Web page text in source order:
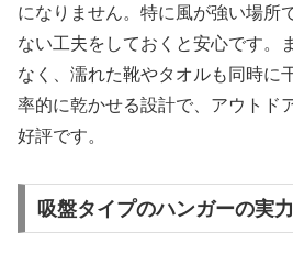
になりません。特に風が強い場所
ない工夫をしておくと安心です。
なく、濡れた靴やタオルも同時に
率的に乾かせる設計で、アウトド
好評です。
吸盤タイプのハンガーの実